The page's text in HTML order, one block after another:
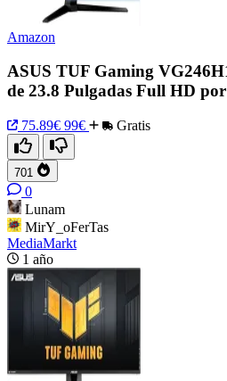
Amazon
ASUS TUF Gaming
de 23.8 Pulgadas Full HD
75.89€ 99€ Gratis
701
0
Lunam
MirY_oFerTas
MediaMarkt
1 año